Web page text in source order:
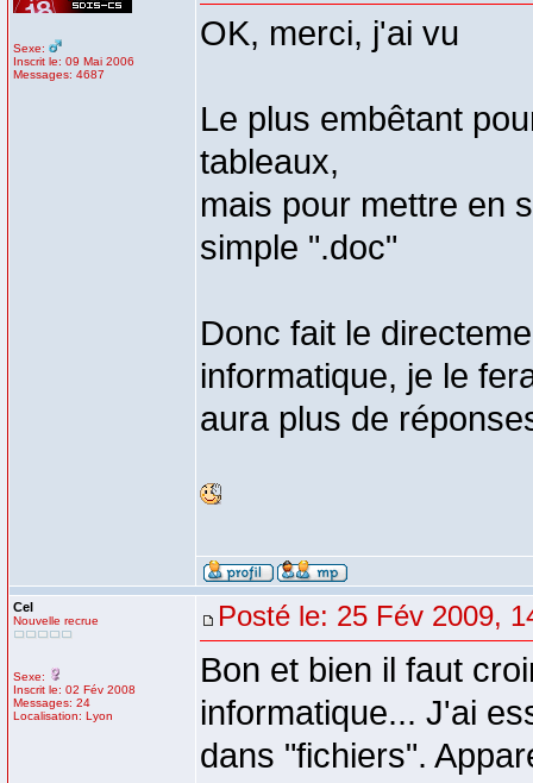
Sexe:
Inscrit le: 09 Mai 2006
Messages: 4687
OK, merci, j'ai vu
Le plus embêtant
tableaux,
mais pour mettre en
simple ".doc"
Donc fait le
informatique, je le
aura plus de
Cel
Nouvelle recrue
Sexe:
Inscrit le: 02 Fév 2008
Messages: 24
Localisation: Lyon
Posté le: 25 Fév 2009,
Bon et bien il faut
informatique... J'ai
dans "fichiers".